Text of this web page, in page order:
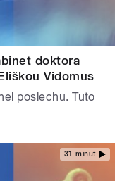
doktora
Vidomus
poslechu. Tuto
31 minut